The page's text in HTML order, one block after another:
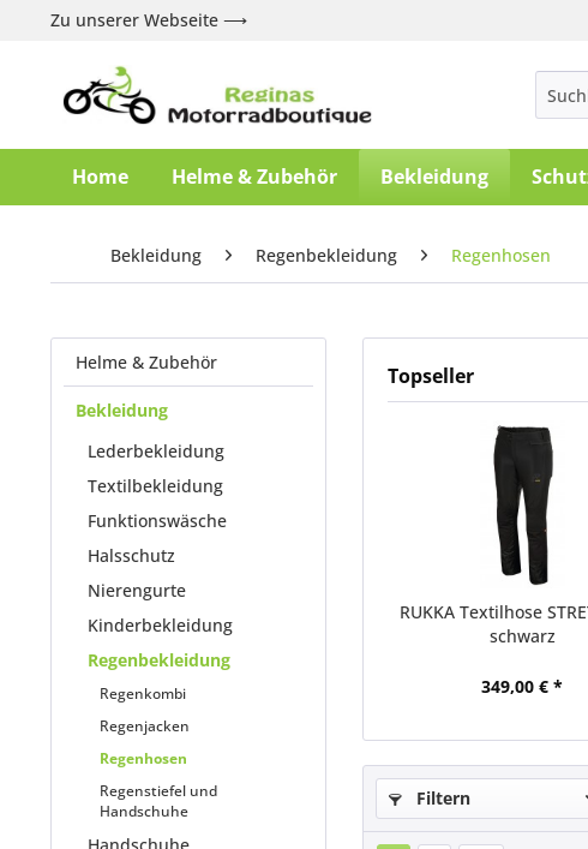
Zu unserer Webseite ⟶
Home Helme & Zubehör Bekleidung
Bekleidung Regenbekleidung Regenhosen
Helme & Zubehör
Bekleidung
Lederbekleidung
Textilbekleidung
Funktionswäsche
Halsschutz
Nierengurte
Kinderbekleidung
Regenbekleidung
Regenkombi
Regenjacken
Regenhosen
Regenstiefel und
Handschuhe
Topseller
RUKKA Textilhose
schwarz
349,00 € *
Filtern